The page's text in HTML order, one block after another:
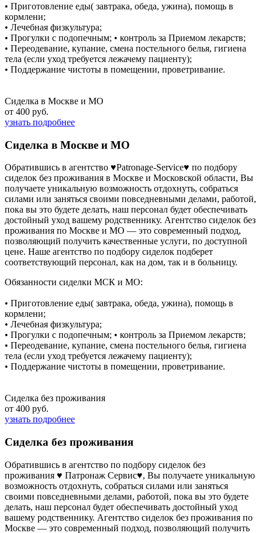
• Приготовление еды( завтрака, обеда, ужина), помощь в
кормлени;
• Лечебная физкультура;
• Прогулки с подопечным; • контроль за Приемом лекарств;
• Переодевание, купание, смена постельного белья, гигиена
тела (если уход требуется лежачему пациенту);
• Поддержание чистоты в помещении, проветривание.
Сиделка в Москве и МО
от 400 руб.
узнать подробнее
Сиделка в Москве и МО
Обратившись в агентство ♥Patronage-Service♥ по подбору
сиделок без проживания в Москве и Московской области, Вы
получаете уникальную возможность отдохнуть, собраться
силами или заняться своими повседневными делами, работой,
пока вы это будете делать, наш персонал будет обеспечивать
достойный уход вашему родственнику. Агентство сиделок без
проживания по Москве и МО — это современный подход,
позволяющий получить качественные услуги, по доступной
цене. Наше агентство по подбору сиделок подберет
соответствующий персонал, как на дом, так и в больницу.
Обязанности сиделки МСК и МО:
• Приготовление еды( завтрака, обеда, ужина), помощь в
кормлени;
• Лечебная физкультура;
• Прогулки с подопечным; • контроль за Приемом лекарств;
• Переодевание, купание, смена постельного белья, гигиена
тела (если уход требуется лежачему пациенту);
• Поддержание чистоты в помещении, проветривание.
Сиделка без проживания
от 400 руб.
узнать подробнее
Сиделка без проживания
Обратившись в агентство по подбору сиделок без
проживания ♥ Патронаж Сервис♥, Вы получаете уникальную
возможность отдохнуть, собраться силами или заняться
своими повседневными делами, работой, пока вы это будете
делать, наш персонал будет обеспечивать достойный уход
вашему родственнику. Агентство сиделок без проживания по
Москве — это современный подход, позволяющий получить